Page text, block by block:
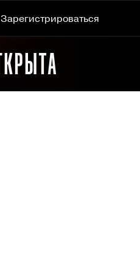
Зарегистрироваться